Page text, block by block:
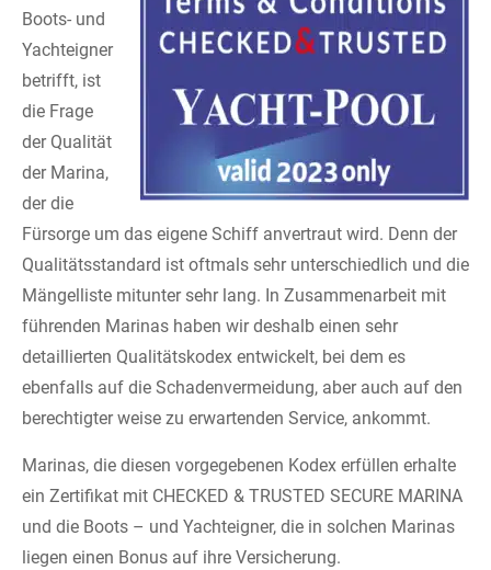
Boots- und
Yachteigner
betrifft, ist
die Frage
der Qualität
der Marina,
der die
Fürsorge um das eigene Schiff anvertraut wird. Denn der
Qualitätsstandard ist oftmals sehr unterschiedlich und die
Mängelliste mitunter sehr lang. In Zusammenarbeit mit
führenden Marinas haben wir deshalb einen sehr
detaillierten Qualitätskodex entwickelt, bei dem es
ebenfalls auf die Schadenvermeidung, aber auch auf den
berechtigter weise zu erwartenden Service, ankommt. ­­ ­
Marinas, die diesen vorgegebenen Kodex erfüllen erhalte
ein Zertifikat mit CHECKED & TRUSTED SECURE MARINA
und die Boots – und Yachteigner, die in solchen Marinas
liegen einen Bonus auf ihre Versicherung.­